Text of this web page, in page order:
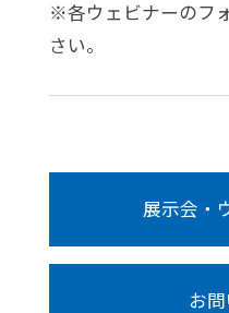
※各ウェビナーのフ
さい。
展示会・
お